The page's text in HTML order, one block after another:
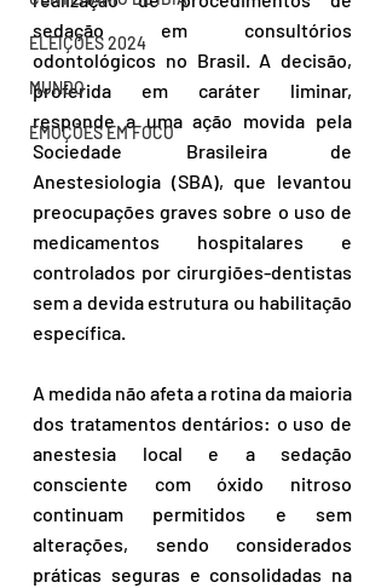
ELEIÇÕES 2024
MUNDO
EMOÇÕES EM FOCO
sedação em consultórios
odontológicos no Brasil. A decisão,
proferida em caráter liminar,
responde a uma ação movida pela
Sociedade Brasileira de
Anestesiologia (SBA), que levantou
preocupações graves sobre o uso de
medicamentos hospitalares e
controlados por cirurgiões-dentistas
sem a devida estrutura ou habilitação
específica.
A medida não afeta a rotina da maioria
dos tratamentos dentários: o uso de
anestesia local e a sedação
consciente com óxido nitroso
continuam permitidos e sem
alterações, sendo considerados
práticas seguras e consolidadas na